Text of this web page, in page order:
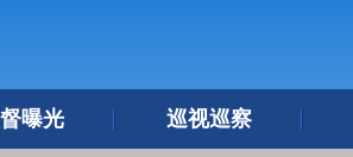
曝光 巡视巡察